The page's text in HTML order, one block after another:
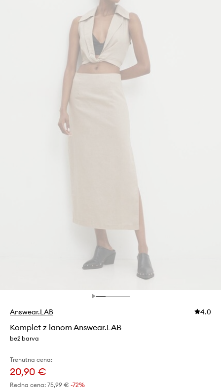
Answear.LAB 4.0
Komplet z lanom Answear.LAB
bež barva
Trenutna cena:
20,90 €
Redna cena: 75,99 € -72%